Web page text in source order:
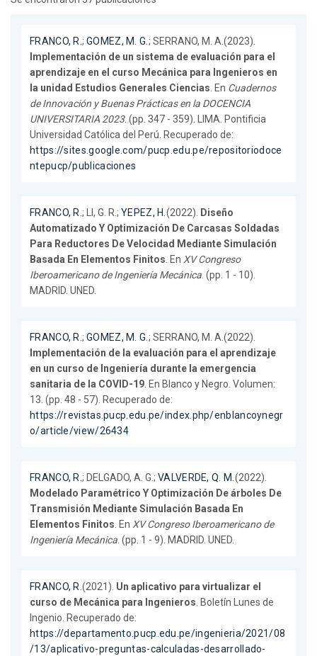
FRANCO, R.; GOMEZ, M. G.; SERRANO, M. A.(2023).
Implementación de un sistema de evaluación para el
aprendizaje en el curso Mecánica para Ingenieros en
la unidad Estudios Generales Ciencias. En Cuadernos
de Innovación y Buenas Prácticas en la DOCENCIA
UNIVERSITARIA 2023. (pp. 347 - 359). LIMA. Pontificia
Universidad Católica del Perú. Recuperado de:
https://sites.google.com/pucp.edu.pe/repositoriodoce
ntepucp/publicaciones
FRANCO, R.; LI, G. R.; YEPEZ, H.(2022). Diseño
Automatizado Y Optimización De Carcasas Soldadas
Para Reductores De Velocidad Mediante Simulación
Basada En Elementos Finitos. En XV Congreso
Iberoamericano de Ingeniería Mecánica. (pp. 1 - 10).
MADRID. UNED.
FRANCO, R.; GOMEZ, M. G.; SERRANO, M. A.(2022).
Implementación de la evaluación para el aprendizaje
en un curso de Ingeniería durante la emergencia
sanitaria de la COVID-19. En Blanco y Negro. Volumen:
13. (pp. 48 - 57). Recuperado de:
https://revistas.pucp.edu.pe/index.php/enblancoynegr
o/article/view/26434
FRANCO, R.; DELGADO, A. G.; VALVERDE, Q. M.(2022).
Modelado Paramétrico Y Optimización De árboles De
Transmisión Mediante Simulación Basada En
Elementos Finitos. En XV Congreso Iberoamericano de
Ingeniería Mecánica. (pp. 1 - 9). MADRID. UNED.
FRANCO, R.(2021). Un aplicativo para virtualizar el
curso de Mecánica para Ingenieros. Boletín Lunes de
Ingenio. Recuperado de:
https://departamento.pucp.edu.pe/ingenieria/2021/08
/13/aplicativo-preguntas-calculadas-desarrollado-